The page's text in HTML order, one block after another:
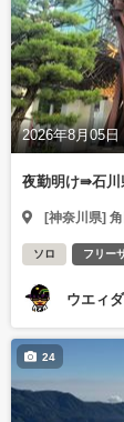
2026年8月05日
夜勤明け⇛石川
[神奈川県]
ソロ フリー
ウエィ
24